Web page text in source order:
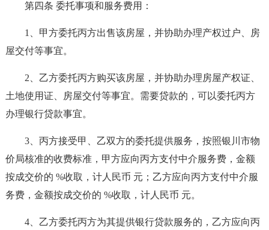
第四条 委托事项和服务费用：
1、甲方委托丙方出售该房屋，并协助办理产权过户、房
屋交付等事宜。
2、乙方委托丙方购买该房屋，并协助办理房屋产权证、
土地使用证、房屋交付等事宜。需要贷款的，可以委托丙方
办理银行贷款事宜。
3、丙方接受甲、乙双方的委托提供服务，按照银川市物
价局核准的收费标准，甲方应向丙方支付中介服务费，金额
按成交价的 %收取，计人民币 元；乙方应向丙方支付中介服
务费，金额按成交价的 %收取，计人民币 元。
4、乙方委托丙方为其提供银行贷款服务的，乙方应向丙